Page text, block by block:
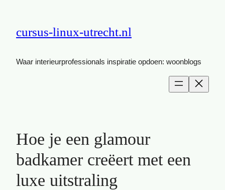
cursus-linux-utrecht.nl
Waar interieurprofessionals inspiratie opdoen: woonblogs
Hoe je een glamour
badkamer creëert met een
luxe uitstraling